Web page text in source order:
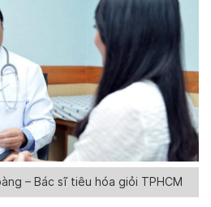
– Bác sĩ tiêu hóa giỏi TPHCM